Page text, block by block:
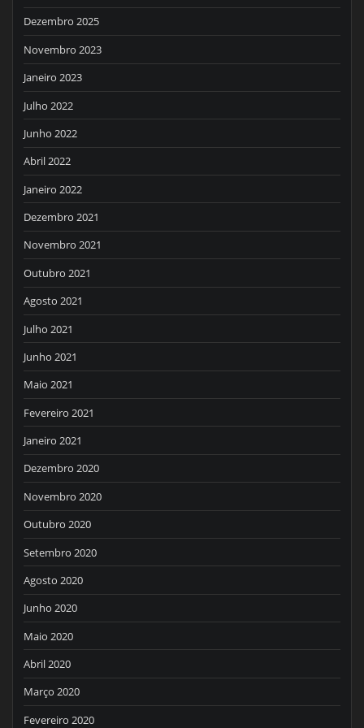
Dezembro 2025
Novembro 2023
Janeiro 2023
Julho 2022
Junho 2022
Abril 2022
Janeiro 2022
Dezembro 2021
Novembro 2021
Outubro 2021
Agosto 2021
Julho 2021
Junho 2021
Maio 2021
Fevereiro 2021
Janeiro 2021
Dezembro 2020
Novembro 2020
Outubro 2020
Setembro 2020
Agosto 2020
Junho 2020
Maio 2020
Abril 2020
Março 2020
Fevereiro 2020